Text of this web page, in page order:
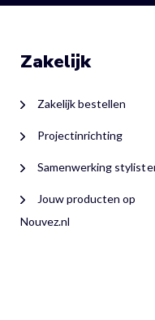
Zakelijk
Zakelijk bestellen
Projectinrichting
Samenwerking
Jouw producten op
Nouvez.nl